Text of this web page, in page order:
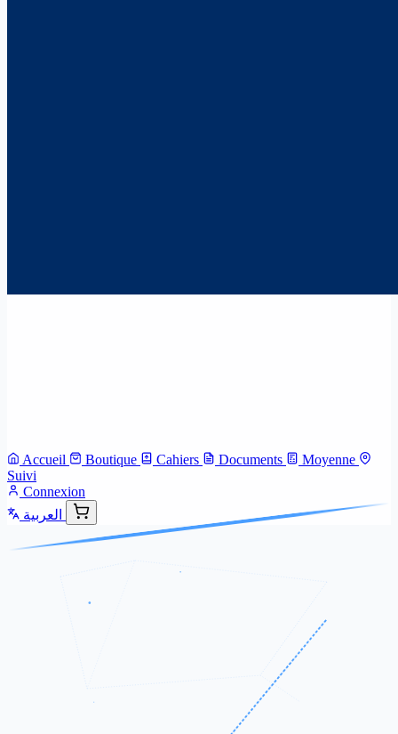
Accueil Boutique Cahiers Documents
Moyenne
Suivi
Connexion
العربية